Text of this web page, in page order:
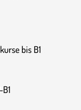
bis B1